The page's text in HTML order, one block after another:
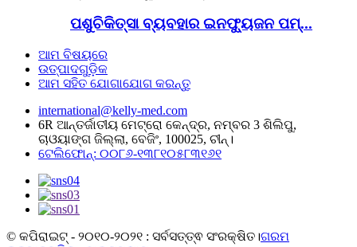
ପଶୁଚିକିତ୍ସା ବ୍ୟବହାର ଇନଫ୍ୟୁଜନ ପମ୍...
ଆମ ବିଷୟରେ
ଉତ୍ପାଦଗୁଡ଼ିକ
ଆମ ସହିତ ଯୋଗାଯୋଗ କରନ୍ତୁ
international@kelly-med.com
6R ଆନ୍ତର୍ଜାତୀୟ ମେଟ୍ରୋ କେନ୍ଦ୍ର, ନମ୍ବର 3 ଶିଲିପୁ,
ଚାଓୟାଙ୍ଗ ଜିଲ୍ଲା, ବେଜିଂ, 100025, ଚୀନ୍।
ଟେଲିଫୋନ୍: ୦୦୮୬-୧୩୮୧୦୫୮୩୧୬୧
© କପିରାଇଟ୍ - ୨୦୧୦-୨୦୨୧ : ସର୍ବସତ୍ତ୍ଵ ସଂରକ୍ଷିତ।ଗରମ